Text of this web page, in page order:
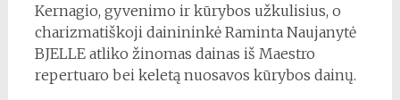
Kernagio, gyvenimo ir kūrybos užkulisius, o
charizmatiškoji dainininkė Raminta Naujanytė
BJELLE atliko žinomas dainas iš Maestro
repertuaro bei keletą nuosavos kūrybos dainų.